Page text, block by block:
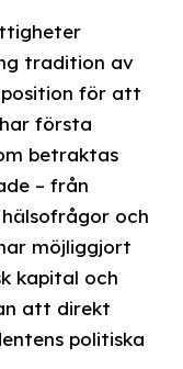
tradition av
för att
första
betraktas
– från
och
möjliggjort
kapital och
att direkt
politiska